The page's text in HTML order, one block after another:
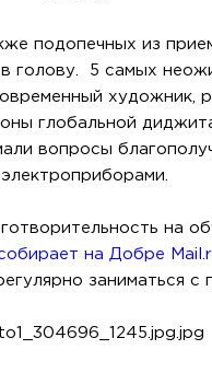
подопечных из
голову. 5 самых
художник,
глобальной
вопросы
на
на Добре
заниматься с